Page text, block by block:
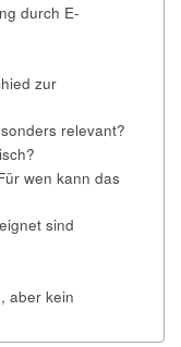
durch E-
zur
relevant?
wen kann das
sind
aber kein